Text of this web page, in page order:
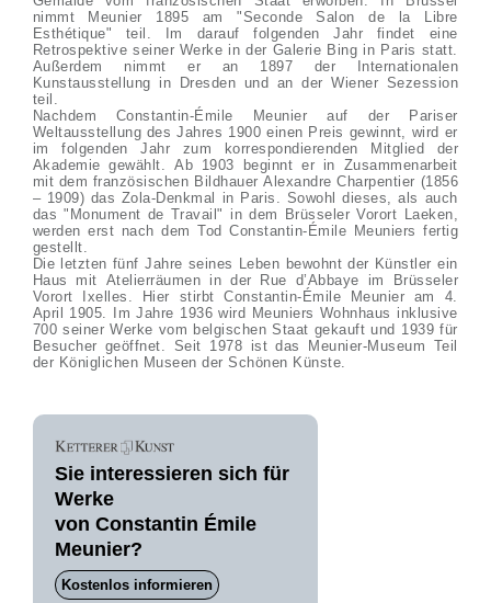
nimmt Meunier 1895 am "Seconde Salon de la Libre
Esthétique" teil. Im darauf folgenden Jahr findet eine
Retrospektive seiner Werke in der Galerie Bing in Paris statt.
Außerdem nimmt er an 1897 der Internationalen
Kunstausstellung in Dresden und an der Wiener Sezession
teil.
Nachdem Constantin-Émile Meunier auf der Pariser
Weltausstellung des Jahres 1900 einen Preis gewinnt, wird er
im folgenden Jahr zum korrespondierenden Mitglied der
Akademie gewählt. Ab 1903 beginnt er in Zusammenarbeit
mit dem französischen Bildhauer Alexandre Charpentier (1856
– 1909) das Zola-Denkmal in Paris. Sowohl dieses, als auch
das "Monument de Travail" in dem Brüsseler Vorort Laeken,
werden erst nach dem Tod Constantin-Émile Meuniers fertig
gestellt.
Die letzten fünf Jahre seines Leben bewohnt der Künstler ein
Haus mit Atelierräumen in der Rue d’Abbaye im Brüsseler
Vorort Ixelles. Hier stirbt Constantin-Émile Meunier am 4.
April 1905. Im Jahre 1936 wird Meuniers Wohnhaus inklusive
700 seiner Werke vom belgischen Staat gekauft und 1939 für
Besucher geöffnet. Seit 1978 ist das Meunier-Museum Teil
der Königlichen Museen der Schönen Künste.
Sie interessieren sich für
Werke
von Constantin Émile
Meunier?
Kostenlos informieren